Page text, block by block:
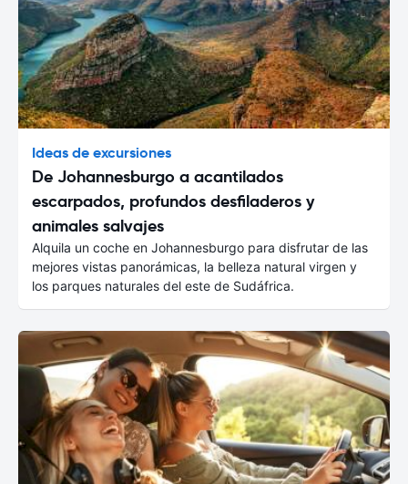
Ideas de excursiones
De Johannesburgo a acantilados
escarpados, profundos desfiladeros y
animales salvajes
Alquila un coche en Johannesburgo para disfrutar de las
mejores vistas panorámicas, la belleza natural virgen y
los parques naturales del este de Sudáfrica.